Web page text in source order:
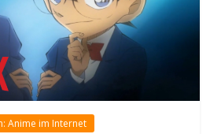
Anime im Internet